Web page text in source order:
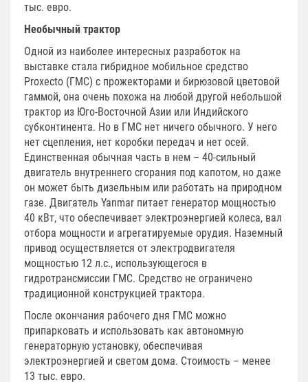
тыс. евро.
Необычный трактор
Одной из наиболее интересных разработок на
выставке стала гибридное мобильное средство
Proxecto (ГМС) с прожекторами и бирюзовой цветовой
гаммой, она очень похожа на любой другой небольшой
трактор из Юго-Восточной Азии или Индийского
субконтинента. Но в ГМС нет ничего обычного. У него
нет сцепления, нет коробки передач и нет осей.
Единственная обычная часть в нем – 40-сильный
двигатель внутреннего сгорания под капотом, но даже
он может быть дизельным или работать на природном
газе. Двигатель Yanmar питает генератор мощностью
40 кВт, что обеспечивает электроэнергией колеса, вал
отбора мощности и агрегатируемые орудия. Наземный
привод осуществляется от электродвигателя
мощностью 12 л.с., использующегося в
гидротрансмиссии ГМС. Средство не ограничено
традиционной конструкцией трактора.
После окончания рабочего дня ГМС можно
припарковать и использовать как автономную
генераторную установку, обеспечивая
электроэнергией и светом дома. Стоимость – менее
13 тыс. евро.